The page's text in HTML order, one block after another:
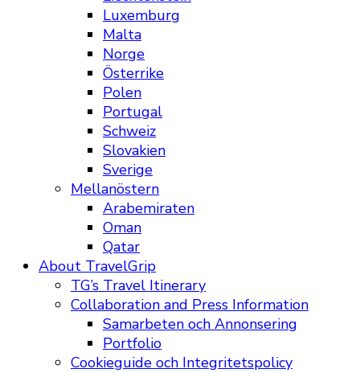
Luxemburg
Malta
Norge
Österrike
Polen
Portugal
Schweiz
Slovakien
Sverige
Mellanöstern
Arabemiraten
Oman
Qatar
About TravelGrip
TG’s Travel Itinerary
Collaboration and Press Information
Samarbeten och Annonsering
Portfolio
Cookieguide och Integritetspolicy